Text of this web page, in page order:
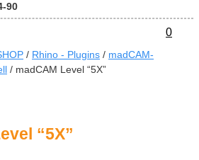
90
0
/ Rhino - Plugins / madCAM-
/ madCAM Level “5X”
“5X”